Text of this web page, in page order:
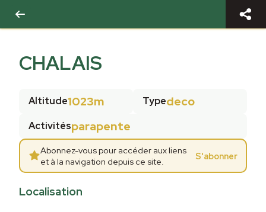
CHALAIS
Altitude1023m Typedeco
Activitésparapente
Abonnez-vous pour accéder aux liens
et à la navigation depuis ce site.
S'abonner
Localisation